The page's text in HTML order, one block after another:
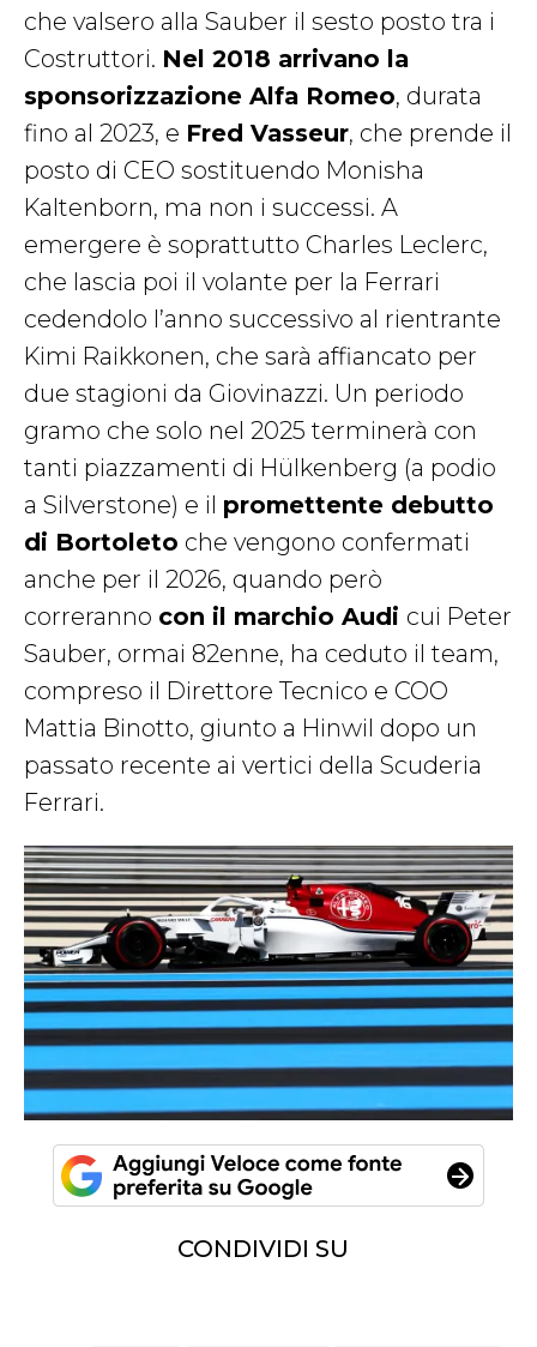
che valsero alla Sauber il sesto posto tra i
Costruttori. Nel 2018 arrivano la
sponsorizzazione Alfa Romeo, durata
fino al 2023, e Fred Vasseur, che prende il
posto di CEO sostituendo Monisha
Kaltenborn, ma non i successi. A
emergere è soprattutto Charles Leclerc,
che lascia poi il volante per la Ferrari
cedendolo l’anno successivo al rientrante
Kimi Raikkonen, che sarà affiancato per
due stagioni da Giovinazzi. Un periodo
gramo che solo nel 2025 terminerà con
tanti piazzamenti di Hülkenberg (a podio
a Silverstone) e il promettente debutto
di Bortoleto che vengono confermati
anche per il 2026, quando però
correranno con il marchio Audi cui Peter
Sauber, ormai 82enne, ha ceduto il team,
compreso il Direttore Tecnico e COO
Mattia Binotto, giunto a Hinwil dopo un
passato recente ai vertici della Scuderia
Ferrari.
CONDIVIDI SU